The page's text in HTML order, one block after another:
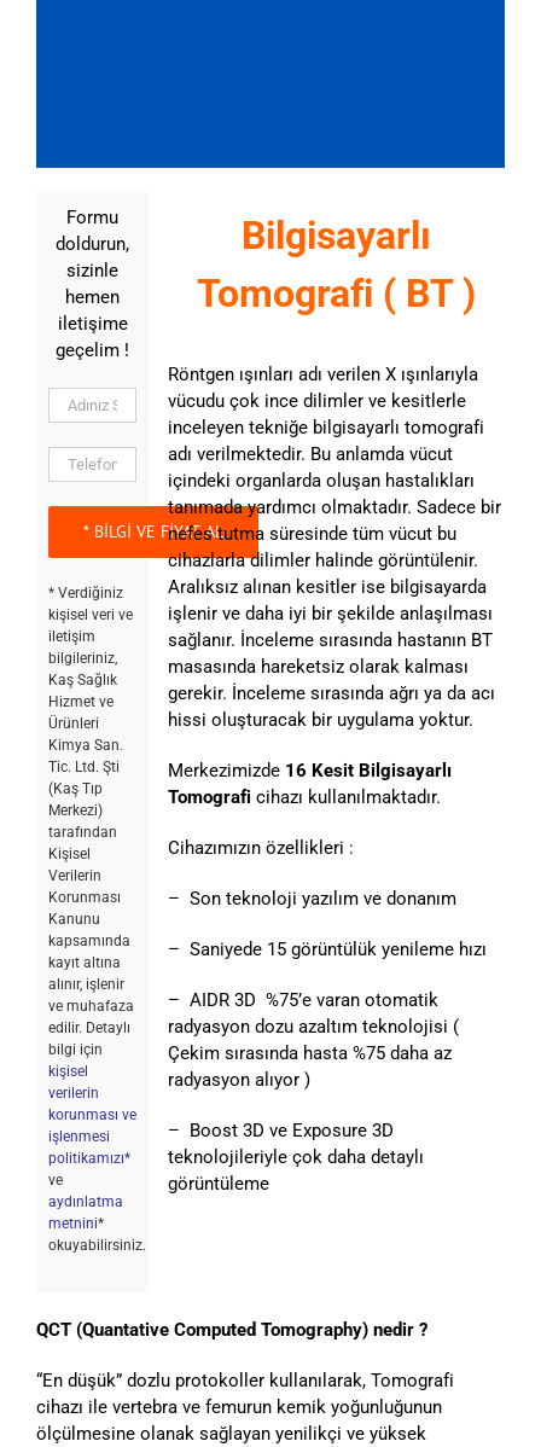
Formu
doldurun,
sizinle
hemen
iletişime
geçelim !
* Verdiğiniz
kişisel veri ve
iletişim
bilgileriniz,
Kaş Sağlık
Hizmet ve
Ürünleri
Kimya San.
Tic. Ltd. Şti
(Kaş Tıp
Merkezi)
tarafından
Kişisel
Verilerin
Korunması
Kanunu
kapsamında
kayıt altına
alınır, işlenir
ve muhafaza
edilir. Detaylı
bilgi için
kişisel
verilerin
korunması ve
işlenmesi
politikamızı*
ve
aydınlatma
metnini*
okuyabilirsiniz.
Bilgisayarlı
Tomografi ( BT )
Röntgen ışınları adı verilen X ışınlarıyla
vücudu çok ince dilimler ve kesitlerle
inceleyen tekniğe bilgisayarlı tomografi
adı verilmektedir. Bu anlamda vücut
içindeki organlarda oluşan hastalıkları
tanımada yardımcı olmaktadır. Sadece bir
nefes tutma süresinde tüm vücut bu
cihazlarla dilimler halinde görüntülenir.
Aralıksız alınan kesitler ise bilgisayarda
işlenir ve daha iyi bir şekilde anlaşılması
sağlanır. İnceleme sırasında hastanın BT
masasında hareketsiz olarak kalması
gerekir. İnceleme sırasında ağrı ya da acı
hissi oluşturacak bir uygulama yoktur.
Merkezimizde16 Kesit Bilgisayarlı
Tomografi cihazı kullanılmaktadır.
Cihazımızın özellikleri :
– Son teknoloji yazılım ve donanım
– Saniyede 15 görüntülük yenileme hızı
– AIDR 3D %75’e varan otomatik
radyasyon dozu azaltım teknolojisi (
Çekim sırasında hasta %75 daha az
radyasyon alıyor )
– Boost 3D ve Exposure 3D
teknolojileriyle çok daha detaylı
görüntüleme
QCT (Quantative Computed Tomography) nedir ?
“En düşük” dozlu protokoller kullanılarak, Tomografi
cihazı ile vertebra ve femurun kemik yoğunluğunun
ölçülmesine olanak sağlayan yenilikçi ve yüksek